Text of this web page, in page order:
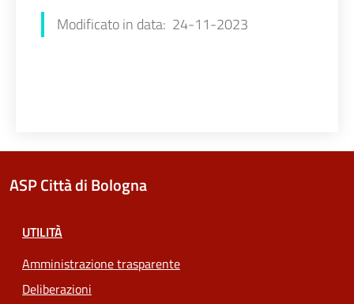
Modificato in data: 24-11-2023
ASP Città di Bologna
UTILITÀ
Amministrazione trasparente
Deliberazioni